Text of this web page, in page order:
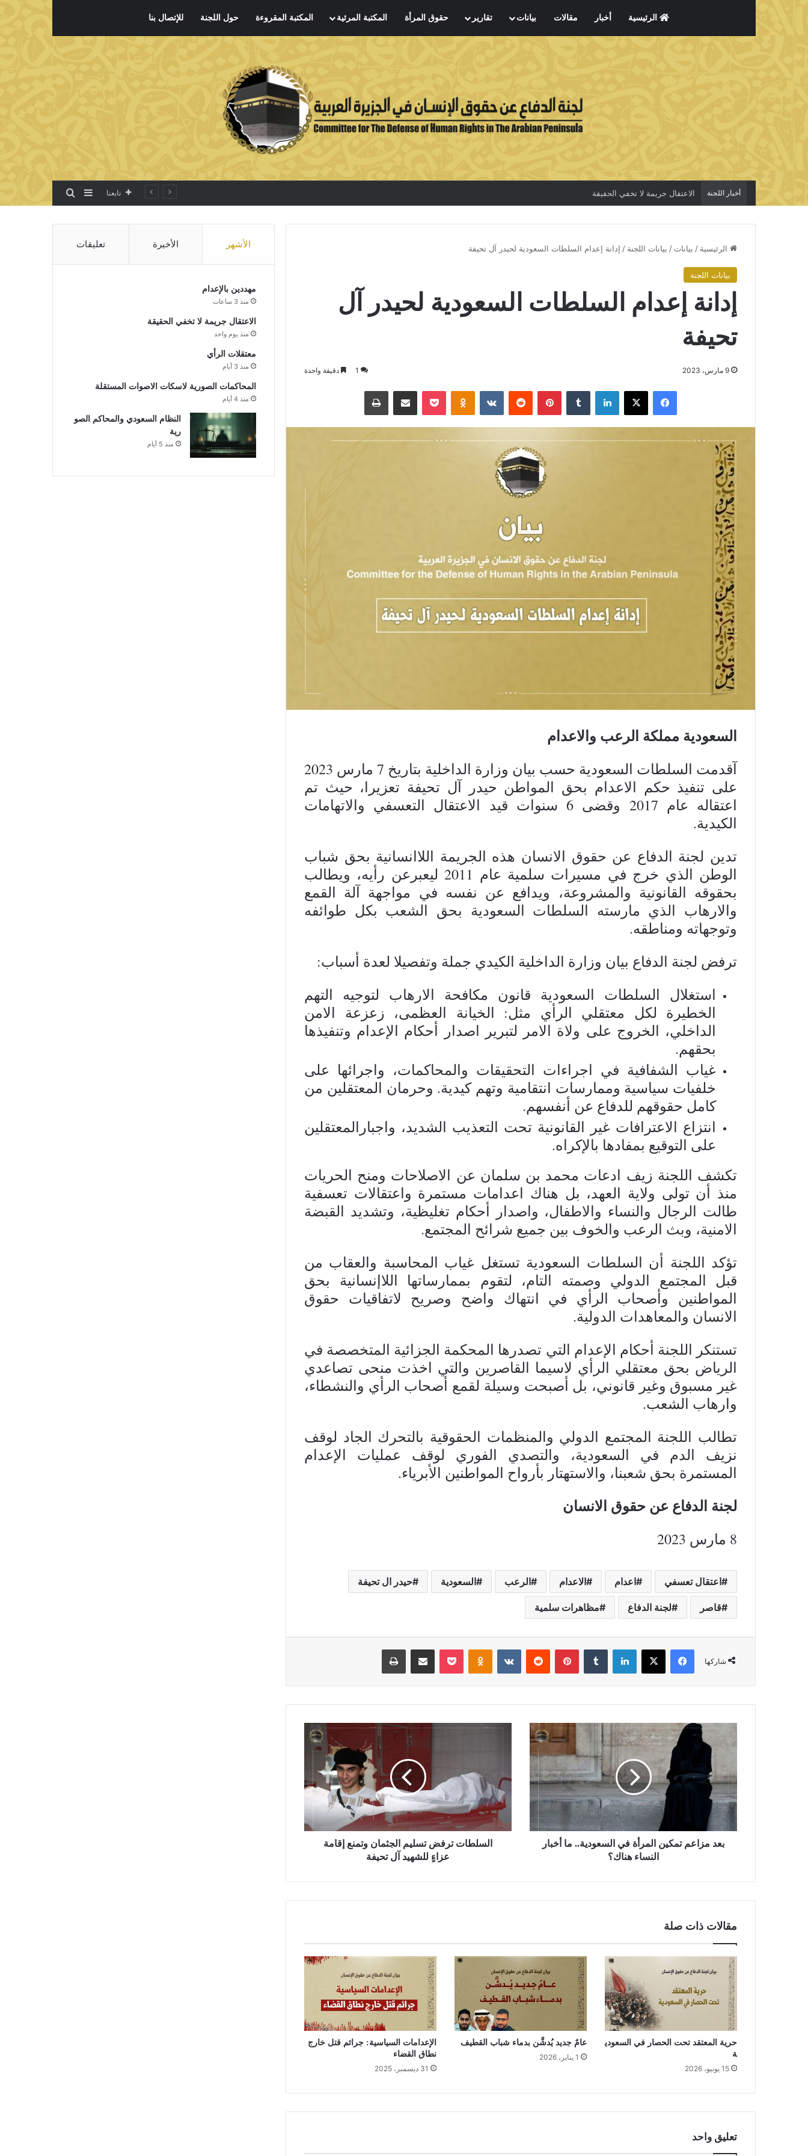
الرئيسية أخبار مقالات بيانات تقارير حقوق المرأة المكتبة المرئية المكتبة المقروءة حول اللجنة للإتصال بنا
أخبار اللجنة الاعتقال جريمة لا تخفي الحقيقة تابعنا إضافة عمود جانبي
بحث عن
الرئيسية / بيانات / بيانات اللجنة / إدانة إعدام السلطات السعودية لحيدر آل تحيفة
بيانات اللجنة
إدانة إعدام السلطات السعودية لحيدر آل
تحيفة
9 مارس، 2023 1 دقيقة واحدة
فيسبوك X لينكدإن بينتيريست Odnoklassniki
بوكيت مشاركة عبر البريد طباعة
السعودية مملكة الرعب والاعدام
آقدمت السلطات السعودية حسب بيان وزارة الداخلية بتاريخ 7 مارس 2023
على تنفيذ حكم الاعدام بحق المواطن حيدر آل تحيفة تعزيرا، حيث تم
اعتقاله عام 2017 وقضى 6 سنوات قيد الاعتقال التعسفي والاتهامات
الكيدية.
تدين لجنة الدفاع عن حقوق الانسان هذه الجريمة اللاانسانية بحق شباب
الوطن الذي خرج في مسيرات سلمية عام 2011 ليعبرعن رأيه، ويطالب
بحقوقه القانونية والمشروعة، ويدافع عن نفسه في مواجهة آلة القمع
والارهاب الذي مارسته السلطات السعودية بحق الشعب بكل طوائفه
وتوجهاته ومناطقه.
ترفض لجنة الدفاع بيان وزارة الداخلية الكيدي جملة وتفصيلا لعدة أسباب:
استغلال السلطات السعودية قانون مكافحة الارهاب لتوجيه التهم
الخطيرة لكل معتقلي الرأي مثل: الخيانة العظمى، زعزعة الامن
الداخلي، الخروج على ولاة الامر لتبرير اصدار أحكام الإعدام وتنفيذها
بحقهم.
غياب الشفافية في اجراءات التحقيقات والمحاكمات، واجرائها على
خلفيات سياسية وممارسات انتقامية وتهم كيدية. وحرمان المعتقلين من
كامل حقوقهم للدفاع عن أنفسهم.
انتزاع الاعترافات غير القانونية تحت التعذيب الشديد، واجبارالمعتقلين
على التوقيع بمفادها بالإكراه.
تكشف اللجنة زيف ادعات محمد بن سلمان عن الاصلاحات ومنح الحريات
منذ أن تولى ولاية العهد، بل هناك اعدامات مستمرة واعتقالات تعسفية
طالت الرجال والنساء والاطفال، واصدار أحكام تغليظية، وتشديد القبضة
الامنية، وبث الرعب والخوف بين جميع شرائح المجتمع.
تؤكد اللجنة أن السلطات السعودية تستغل غياب المحاسبة والعقاب من
قبل المجتمع الدولي وصمته التام، لتقوم بممارساتها اللاإنسانية بحق
المواطنين وأصحاب الرأي في انتهاك واضح وصريح لاتفاقيات حقوق
الانسان والمعاهدات الدولية.
تستنكر اللجنة أحكام الإعدام التي تصدرها المحكمة الجزائية المتخصصة في
الرياض بحق معتقلي الرأي لاسيما القاصرين والتي اخذت منحى تصاعدي
غير مسبوق وغير قانوني، بل أصبحت وسيلة لقمع أصحاب الرأي والنشطاء،
وارهاب الشعب.
تطالب اللجنة المجتمع الدولي والمنظمات الحقوقية بالتحرك الجاد لوقف
نزيف الدم في السعودية، والتصدي الفوري لوقف عمليات الإعدام
المستمرة بحق شعبنا، والاستهتار بأرواح المواطنين الأبرياء.
لجنة الدفاع عن حقوق الانسان
8 مارس 2023
اعتقال تعسفي اعدام الاعدام الرعب السعودية حيدر ال تحيفة
قاصر لجنة الدفاع مظاهرات سلمية
شاركها
فيسبوك X لينكدإن بينتيريست Odnoklassniki
بوكيت مشاركة عبر البريد طباعة
بعد مزاعم تمكين المرأة في السعودية.. ما أخبار
النساء هناك؟
السلطات ترفض تسليم الجثمان وتمنع إقامة
عزاءٍ للشهيد آل تحيفة
مقالات ذات صلة
حرية المعتقد تحت الحصار في السعودي
ة
15 يونيو، 2026
عامٌ جديد يُدشَّن بدماء شباب القطيف
1 يناير، 2026
الإعدامات السياسية: جرائم قتل خارج
نطاق القضاء
31 ديسمبر، 2025
تعليق واحد
الأشهر الأخيرة تعليقات
مهددين بالإعدام
منذ 3 ساعات
الاعتقال جريمة لا تخفي الحقيقة
منذ يوم واحد
معتقلات الرأي
منذ 3 أيام
المحاكمات الصورية لاسكات الاصوات المستقلة
منذ 4 أيام
النظام السعودي والمحاكم الصو
رية
منذ 5 أيام